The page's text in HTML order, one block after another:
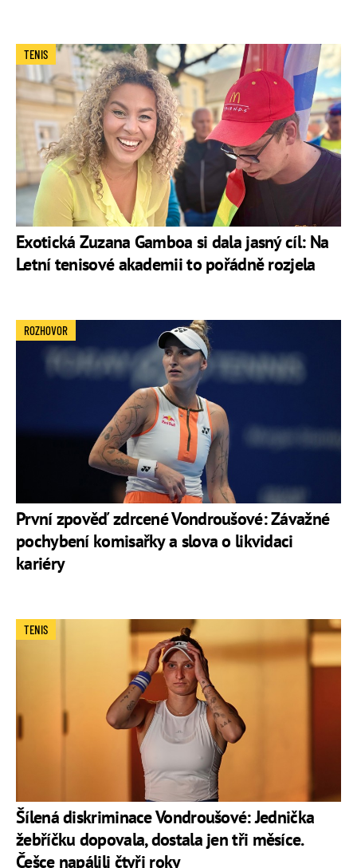
Exotická Zuzana Gamboa si dala jasný cíl: Na
Letní tenisové akademii to pořádně rozjela
TENIS
První zpověď zdrcené Vondroušové: Závažné
pochybení komisařky a slova o likvidaci
kariéry
ROZHOVOR
Šílená diskriminace Vondroušové: Jednička
žebříčku dopovala, dostala jen tři měsíce.
Češce napálili čtyři roky
TENIS